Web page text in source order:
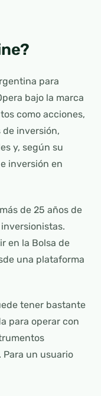
para
bajo la marca
como acciones,
de inversión,
y, según su
inversión en
de 25 años de
en la Bolsa de
una plataforma
tener bastante
para operar con
un usuario